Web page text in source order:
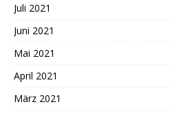
Juli 2021
Juni 2021
Mai 2021
April 2021
März 2021